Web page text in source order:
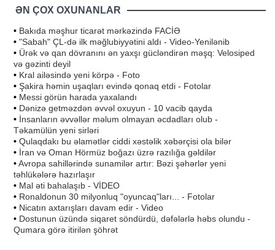
ƏN ÇOX OXUNANLAR
• Bakıda məşhur ticarət mərkəzində FACİƏ
• "Sabah" ÇL-də ilk məğlubiyyətini aldı - Video-Yenilənib
• Ürək və qan dövranını ən yaxşı gücləndirən məşq: Velosiped
və gəzinti deyil
• Kral ailəsində yeni körpə - Foto
• Şakira həmin uşaqları evində qonaq etdi - Fotolar
• Messi görün harada yaxalandı
• Dənizə getməzdən əvvəl oxuyun - 10 vacib qayda
• İnsanların əvvəllər məlum olmayan əcdadları olub -
Təkamülün yeni sirləri
• Qulaqdakı bu əlamətlər ciddi xəstəlik xəbərçisi ola bilər
• İran və Oman Hörmüz boğazı üzrə razılığa gəldilər
•Avropa sahillərində sunamilər artır: Bəzi şəhərlər yeni
təhlükələrə hazırlaşır
• Mal əti bahalaşıb - VİDEO
• Ronaldonun 30 milyonluq "oyuncaq"ları... - Fotolar
• Nicatın axtarışları davam edir - Video
• Dostunun üzündə siqaret söndürdü, dəfələrlə həbs olundu -
Qumara görə itirilən şöhrət